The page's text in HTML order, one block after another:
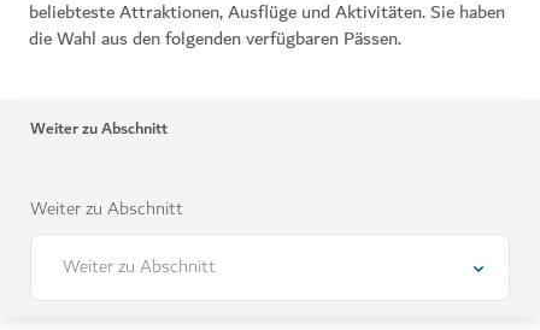
beliebteste Attraktionen, Ausflüge und Aktivitäten. Sie haben
die Wahl aus den folgenden verfügbaren Pässen.
Weiter zu Abschnitt
Weiter zu Abschnitt
Weiter zu Abschnitt